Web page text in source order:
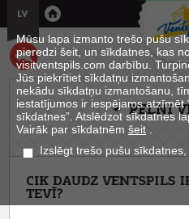
Mūsu lapa izmanto trešo pušu
pieredzi šeit, un sīkdatnes, kas
visitventspils.com darbību.
Jūs piekrītiet sīkdatņu
nekādu sīkdatņu izmantošanu,
iestatījumos ir iespējams atzīmēt
sīkdatnes”. Atslēdzot sīkdatnes
Vairāk par sīkdatnēm šeit
Izslēgt trešo pušu
PELNI